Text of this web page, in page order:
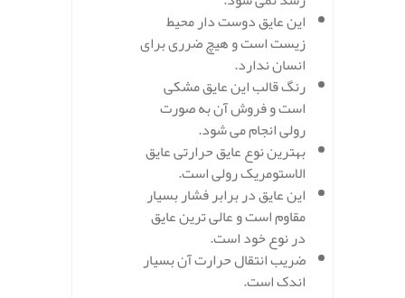
این عایق دوست دار محیط
زیست است و هیچ ضرری برای
انسان ندارد.
رنگ قالب این عایق مشکی
است و فروش آن به صورت
رولی انجام می شود.
بهترین نوع عایق حرارتی عایق
الاستومریک رولی است.
این عایق در برابر فشار بسیار
مقاوم است و عالی ترین عایق
در نوع خود است.
ضریب انتقال حرارت آن بسیار
اندک است.